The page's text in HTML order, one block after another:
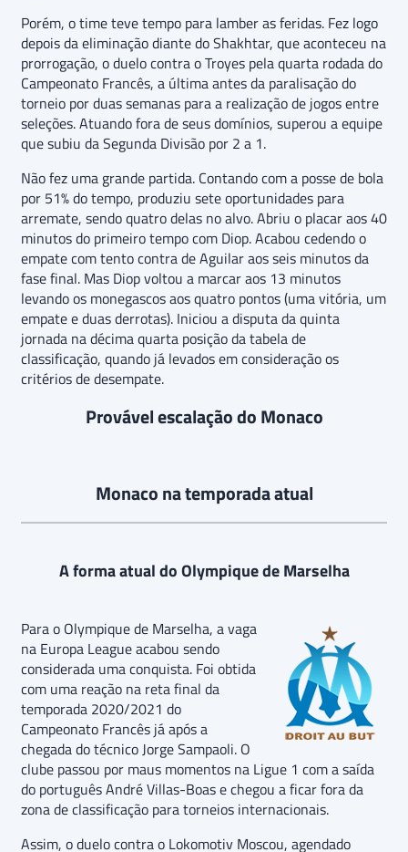
Porém, o time teve tempo para lamber as feridas. Fez logo
depois da eliminação diante do Shakhtar, que aconteceu na
prorrogação, o duelo contra o Troyes pela quarta rodada do
Campeonato Francês, a última antes da paralisação do
torneio por duas semanas para a realização de jogos entre
seleções. Atuando fora de seus domínios, superou a equipe
que subiu da Segunda Divisão por 2 a 1.
Não fez uma grande partida. Contando com a posse de bola
por 51% do tempo, produziu sete oportunidades para
arremate, sendo quatro delas no alvo. Abriu o placar aos 40
minutos do primeiro tempo com Diop. Acabou cedendo o
empate com tento contra de Aguilar aos seis minutos da
fase final. Mas Diop voltou a marcar aos 13 minutos
levando os monegascos aos quatro pontos (uma vitória, um
empate e duas derrotas). Iniciou a disputa da quinta
jornada na décima quarta posição da tabela de
classificação, quando já levados em consideração os
critérios de desempate.
Provável escalação do Monaco
Monaco na temporada atual
A forma atual do Olympique de Marselha
Para o Olympique de Marselha, a vaga
na Europa League acabou sendo
considerada uma conquista. Foi obtida
com uma reação na reta final da
temporada 2020/2021 do
Campeonato Francês já após a
chegada do técnico Jorge Sampaoli. O
clube passou por maus momentos na Ligue 1 com a saída
do português André Villas-Boas e chegou a ficar fora da
zona de classificação para torneios internacionais.
Assim, o duelo contra o Lokomotiv Moscou, agendado